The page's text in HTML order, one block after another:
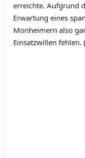
erreichte. Aufgrund
Erwartung eines
Monheimern also
Einsatzwillen fehlen.